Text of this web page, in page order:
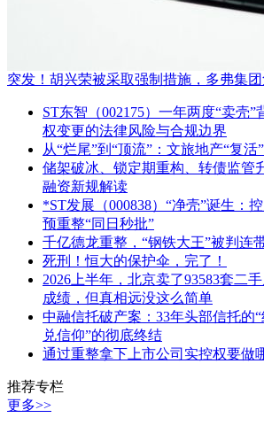
突发！胡兴荣被采取强制措施，多弗集
ST东智（002175）一年两度“卖壳”
权变更的法律风险与合规边界
从“烂尾”到“顶流”：文旅地产“复活
储架破冰、锁定期重构、转债监
融资新规解读
*ST发展（000838）“净壳”诞生：
预重整“同日秒批”
千亿德龙重整，“钢铁大王”被判连
死刑！恒大的保护伞，完了！
2026上半年，北京卖了93583套二
成绩，但真相远没这么简单
中融信托破产案：33年头部信托的“
兑信仰”的彻底终结
通过重整拿下上市公司实控权要做
推荐专栏
更多>>